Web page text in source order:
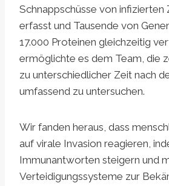
Schnappschüsse von infizierten
erfasst und Tausende von
17.000 Proteinen gleichzeitig
ermöglichte es dem Team, die
zu unterschiedlicher Zeit nach
umfassend zu untersuchen.
Wir fanden heraus, dass
auf virale Invasion reagieren,
Immunantworten steigern und
Verteidigungssysteme zur